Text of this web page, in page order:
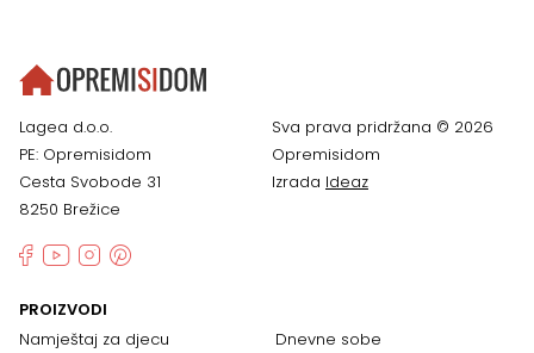
Lagea d.o.o.
PE: Opremisidom
Cesta Svobode 31
8250 Brežice
Sva prava pridržana © 2026
Opremisidom
Izrada Ideaz
PROIZVODI
Namještaj za djecu
Dnevne sobe